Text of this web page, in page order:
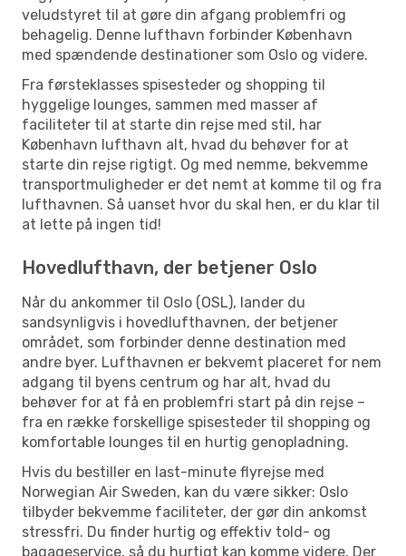
veludstyret til at gøre din afgang problemfri og
behagelig. Denne lufthavn forbinder København
med spændende destinationer som Oslo og videre.
Fra førsteklasses spisesteder og shopping til
hyggelige lounges, sammen med masser af
faciliteter til at starte din rejse med stil, har
København lufthavn alt, hvad du behøver for at
starte din rejse rigtigt. Og med nemme, bekvemme
transportmuligheder er det nemt at komme til og fra
lufthavnen. Så uanset hvor du skal hen, er du klar til
at lette på ingen tid!
Hovedlufthavn, der betjener Oslo
Når du ankommer til Oslo (OSL), lander du
sandsynligvis i hovedlufthavnen, der betjener
området, som forbinder denne destination med
andre byer. Lufthavnen er bekvemt placeret for nem
adgang til byens centrum og har alt, hvad du
behøver for at få en problemfri start på din rejse –
fra en række forskellige spisesteder til shopping og
komfortable lounges til en hurtig genopladning.
Hvis du bestiller en last-minute flyrejse med
Norwegian Air Sweden, kan du være sikker: Oslo
tilbyder bekvemme faciliteter, der gør din ankomst
stressfri. Du finder hurtig og effektiv told- og
bagageservice, så du hurtigt kan komme videre. Der